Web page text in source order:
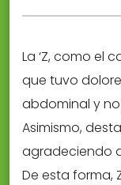
La ‘Z, como
que tuvo
abdominal y
Asimismo,
agradeciendo
De esta forma,